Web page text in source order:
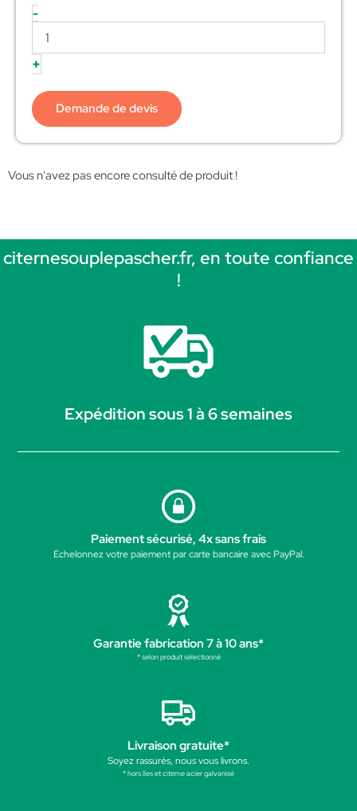
-
+
Demande de devis
Vous n'avez pas encore consulté de produit !
citernesouplepascher.fr, en toute confiance
!
Expédition sous 1 à 6 semaines
Paiement sécurisé, 4x sans frais
Echelonnez votre paiement par carte bancaire avec PayPal.
Garantie fabrication 7 à 10 ans*
* selon produit sélectionné
Livraison gratuite*
Soyez rassurés, nous vous livrons.
* hors îles et citerne acier galvanisé